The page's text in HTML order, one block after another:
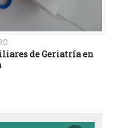
de Geriatría en